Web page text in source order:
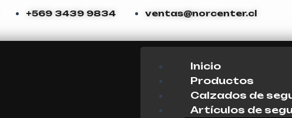
+569 3439 9834 ventas@norcenter.cl
Inicio
Productos
Calzados de
Artículos de